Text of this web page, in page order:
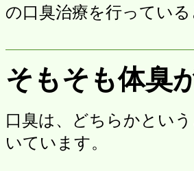
の口臭治療を行ってい
そもそも体臭
口臭は、どちらかとい
いています。